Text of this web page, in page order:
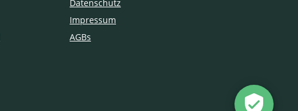
Datenschutz
Impressum
AGBs